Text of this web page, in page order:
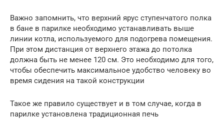
Важно запомнить, что верхний ярус ступенчатого полка
в бане в парилке необходимо устанавливать выше
линии котла, используемого для подогрева помещения.
При этом дистанция от верхнего этажа до потолка
должна быть не менее 120 см. Это необходимо для того,
чтобы обеспечить максимальное удобство человеку во
время сидения на такой конструкции
Такое же правило существует и в том случае, когда в
парилке установлена традиционная печь